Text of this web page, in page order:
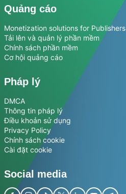
Quảng cáo
Monetization solutions for Publishers
Tải lên và quản lý phần mềm
Chính sách phần mềm
Cơ hội quảng cáo
Pháp lý
DMCA
Thông tin pháp lý
Điều khoản sử dụng
Privacy Policy
Chính sách cookie
Cài đặt cookie
Social media